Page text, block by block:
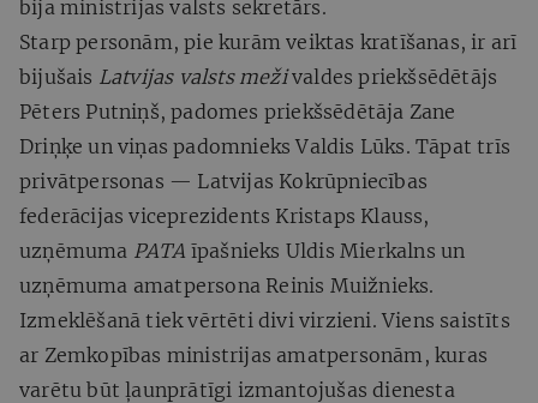
bija ministrijas valsts sekretārs.
Starp personām, pie kurām veiktas kratīšanas, ir arī
bijušais Latvijas valsts meživaldes priekšsēdētājs
Pēters Putniņš, padomes priekšsēdētāja Zane
Driņķe un viņas padomnieks Valdis Lūks. Tāpat trīs
privātpersonas — Latvijas Kokrūpniecības
federācijas viceprezidents Kristaps Klauss,
uzņēmuma PATA īpašnieks Uldis Mierkalns un
uzņēmuma amatpersona Reinis Muižnieks.
Izmeklēšanā tiek vērtēti divi virzieni. Viens saistīts
ar Zemkopības ministrijas amatpersonām, kuras
varētu būt ļaunprātīgi izmantojušas dienesta